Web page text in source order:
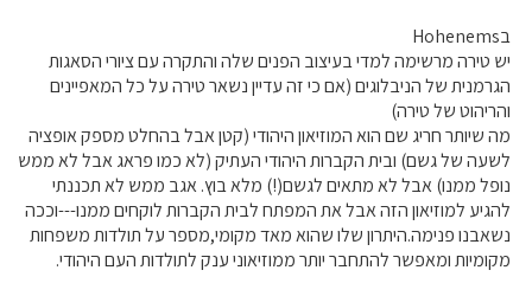
בHohenems
יש טירה מרשימה למדי בעיצוב הפנים שלה והתקרה עם ציורי הסאגות
הגרמנית של הניבלוגים (אם כי זה עדיין נשאר טירה על כל המאפיינים
והריהוט של טירה)
מה שיותר חריג שם הוא המוזיאון היהודי (קטן אבל בהחלט מספק אופציה
לשעה של גשם) ובית הקברות היהודי העתיק (לא כמו פראג אבל לא ממש
נופל ממנו) אבל לא מתאים לגשם(!) מלא בוץ. אגב ממש לא תכננתי
להגיע למוזיאון הזה אבל את המפתח לבית הקברות לוקחים ממנו---וככה
נשאבנו פנימה.היתרון שלו שהוא מאד מקומי,מספר על תולדות משפחות
מקומיות ומאפשר להתחבר יותר ממוזיאוני ענק לתולדות העם היהודי.